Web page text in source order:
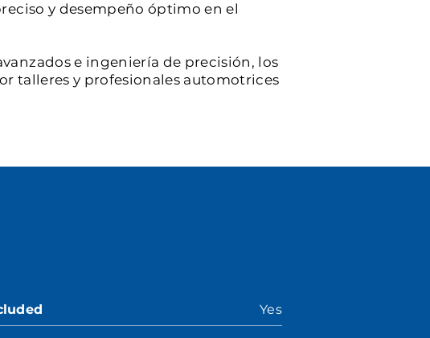
y desempeño óptimo en el
e ingeniería de precisión, los
talleres y profesionales automotrices
Yes